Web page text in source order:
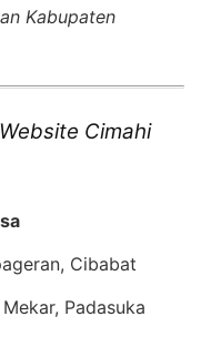
Kabupaten
Cimahi
Cibabat
Padasuka